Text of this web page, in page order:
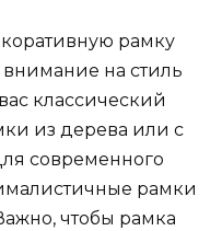
рамку
на стиль
классический
из дерева или с
современного
рамки
чтобы рамка